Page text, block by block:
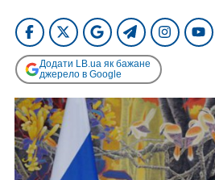
Додати LB.ua як бажане
джерело в Google